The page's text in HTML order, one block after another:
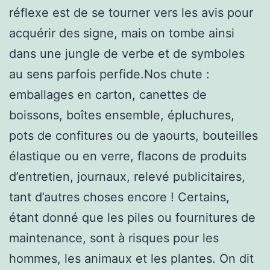
réflexe est de se tourner vers les avis pour
acquérir des signe, mais on tombe ainsi
dans une jungle de verbe et de symboles
au sens parfois perfide.Nos chute :
emballages en carton, canettes de
boissons, boîtes ensemble, épluchures,
pots de confitures ou de yaourts, bouteilles
élastique ou en verre, flacons de produits
d’entretien, journaux, relevé publicitaires,
tant d’autres choses encore ! Certains,
étant donné que les piles ou fournitures de
maintenance, sont à risques pour les
hommes, les animaux et les plantes. On dit